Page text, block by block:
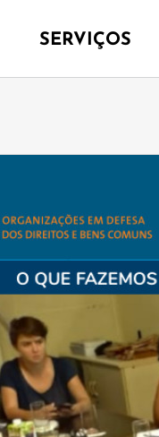
SERVIÇOS